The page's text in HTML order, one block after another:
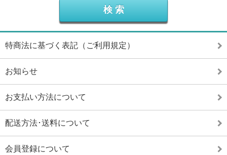
特商法に基づく表記（ご利用規定）
お知らせ
お支払い方法について
配送方法･送料について
会員登録について